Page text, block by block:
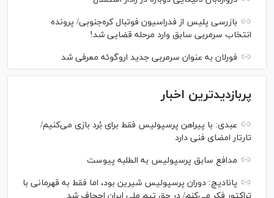
بازرسی پلیس از فدراسیون فوتبال کره‌جنوبی/ پرونده
انتخاب سرمربی سابق وارد مرحله قضایی شد!
فورلان به عنوان سرمربی جدید اروگوئه معرفی شد
پربازدیدترین اخبار
عبدی: با پیراهن پرسپولیس فقط برای بُرد بازی می‌کنیم/
تارتار امضای فنی دارد
مدافع سابق پرسپولیس به الطلبه پیوست
پانادیچ: دوران پرسپولیس شیرین بود، اما فقط به قهرمانی با
تراکتور فکر می‌کنم/ در حق تیم ملی ایران اجحاف شد